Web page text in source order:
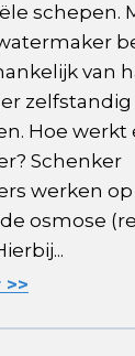
schepen.
van
Hoe werkt
Schenker
werken op
osmose